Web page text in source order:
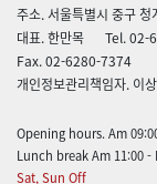
주소. 서울특별시 중구
대표. 한만목
Tel. 02-
Fax. 02-6280-7374
개인정보관리책임자. 이
Opening hours. Am
Lunch break Am 11:00 -
Sat, Sun Off